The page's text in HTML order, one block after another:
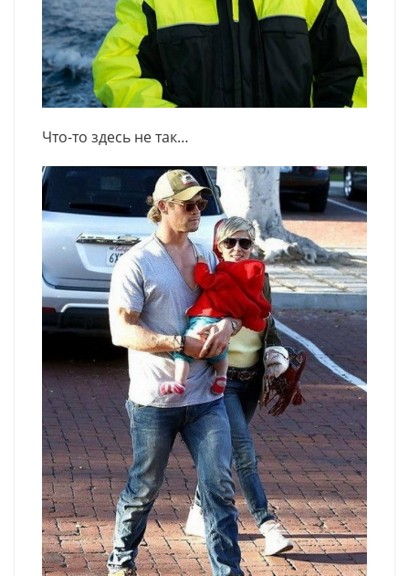
Что-то здесь не так…